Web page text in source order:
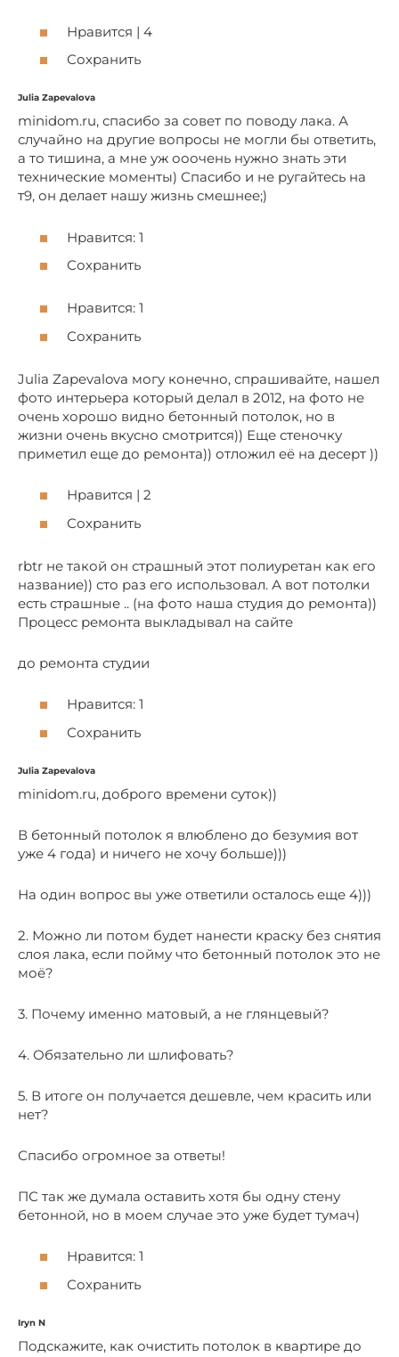
Нравится | 4
Сохранить
Julia Zapevalova
minidom.ru, спасибо за совет по поводу лака. А
случайно на другие вопросы не могли бы ответить,
а то тишина, а мне уж ооочень нужно знать эти
технические моменты) Спасибо и не ругайтесь на
т9, он делает нашу жизнь смешнее;)
Нравится: 1
Сохранить
Нравится: 1
Сохранить
Julia Zapevalova могу конечно, спрашивайте, нашел
фото интерьера который делал в 2012, на фото не
очень хорошо видно бетонный потолок, но в
жизни очень вкусно смотрится)) Еще стеночку
приметил еще до ремонта)) отложил её на десерт ))
Нравится | 2
Сохранить
rbtr не такой он страшный этот полиуретан как его
название)) сто раз его использовал. А вот потолки
есть страшные .. (на фото наша студия до ремонта))
Процесс ремонта выкладывал на сайте
до ремонта студии
Нравится: 1
Сохранить
Julia Zapevalova
minidom.ru, доброго времени суток))
В бетонный потолок я влюблено до безумия вот
уже 4 года) и ничего не хочу больше)))
На один вопрос вы уже ответили осталось еще 4)))
2. Можно ли потом будет нанести краску без снятия
слоя лака, если пойму что бетонный потолок это не
моё?
3. Почему именно матовый, а не глянцевый?
4. Обязательно ли шлифовать?
5. В итоге он получается дешевле, чем красить или
нет?
Спасибо огромное за ответы!
ПС так же думала оставить хотя бы одну стену
бетонной, но в моем случае это уже будет тумач)
Нравится: 1
Сохранить
Iryn N
Подскажите, как очистить потолок в квартире до